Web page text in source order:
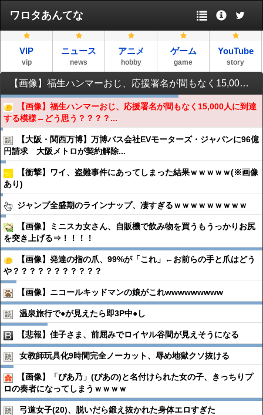
ワロタあんてな
VIP
vip
ニュース
news
アニメ
hobby
ゲーム
game
YouTube
story
【画像】福生ハンマーおじ、応援署名が間もなく15,000人に到達する模様←どう思う？？？？？？？？？
【画像】福生ハンマーおじ、応援署名が間もなく15,000人に到達
する模様←どう思う？？？？...
【大阪・関西万博】万博バス会社EVモーターズ・ジャパンに96億
円請求 大阪メトロが契約解除...
【衝撃】ワイ、盗難事件にあってしまった結果ｗｗｗｗｗ(※画像
あり)
ジャンプ全盛期のラインナップ、凄すぎるｗｗｗｗｗｗｗｗｗ
【画像】ミニスカ女さん、自販機で飲み物を買うもうっかりお尻
を突き上げる⇒！！！！
【画像】発達の指の爪、99%が「これ」←お前らの手と爪はどう
や？？？？？？？？？？？
【画像】ニコールキッドマンの娘がこれwwwwwwwww
温泉旅行で●︎が見えたら即3P中●︎し
【悲報】佳子さま、前屈みでロイヤル谷間が見えそうになる
女教師玩具化9時間完全ノーカット、辱め地獄クソ抜ける
【画像】「ぴあ乃」(ぴあの)と名付けられた女の子、きっちりプ
ロの奏者になってしまうｗｗｗｗ
弓道女子(20)、脱いだら鍛え抜かれた身体エロすぎた